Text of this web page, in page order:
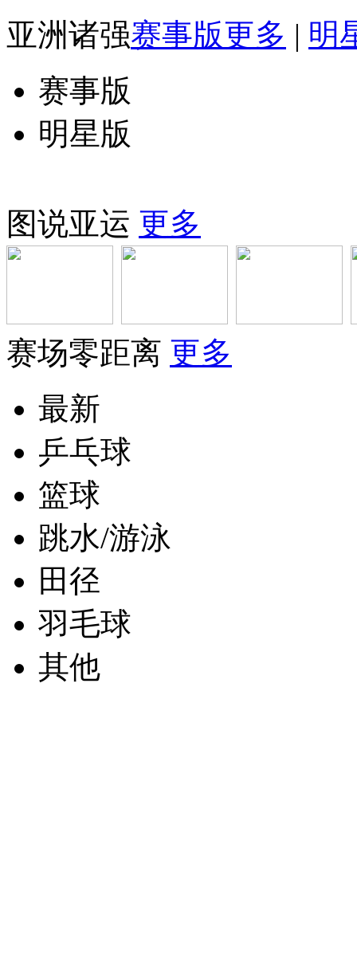
亚洲诸强赛事版更多 | 明
赛事版
明星版
图说亚运 更多
赛场零距离 更多
最新
乒乓球
篮球
跳水/游泳
田径
羽毛球
其他